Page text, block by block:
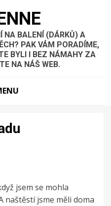
NA BALENÍ (DÁRKŮ) A
PAK VÁM PORADÍME,
BYLI I BEZ NÁMAHY ZA
NA NÁŠ WEB.
jsem se mohla
naštěstí jsme měli doma